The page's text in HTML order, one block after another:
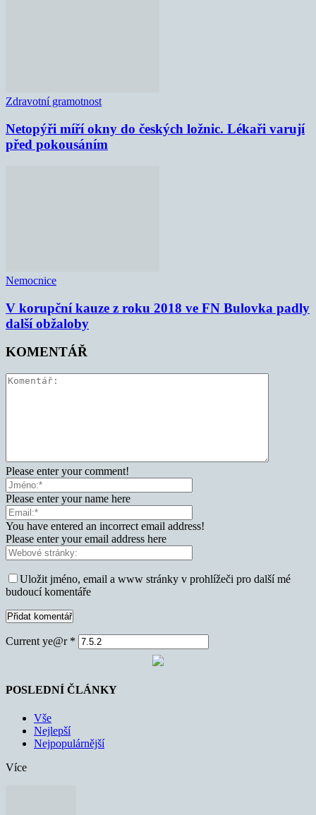
Zdravotní gramotnost
Netopýři míří okny do českých ložnic. Lékaři varují
před pokousáním
Nemocnice
V korupční kauze z roku 2018 ve FN Bulovka padly
další obžaloby
KOMENTÁŘ
Please enter your comment!
Please enter your name here
You have entered an incorrect email address!
Please enter your email address here
Uložit jméno, email a www stránky v prohlížeči pro další mé
budoucí komentáře
Current ye@r *
POSLEDNÍ ČLÁNKY
Vše
Nejlepší
Nejpopulárnější
Více